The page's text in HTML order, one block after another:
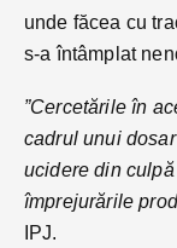
unde făcea cu
s-a întâmplat
”Cercetările în
cadrul unui
ucidere din
împrejurările
IPJ.